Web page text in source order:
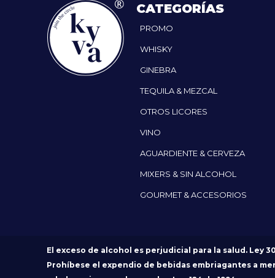
CATEGORÍAS
PROMO
WHISKY
GINEBRA
TEQUILA & MEZCAL
OTROS LICORES
VINO
AGUARDIENTE & CERVEZA
MIXERS & SIN ALCOHOL
GOURMET & ACCESORIOS
El exceso de alcohol es perjudicial para la salud. Ley
Prohíbese el expendio de bebidas embriagantes a